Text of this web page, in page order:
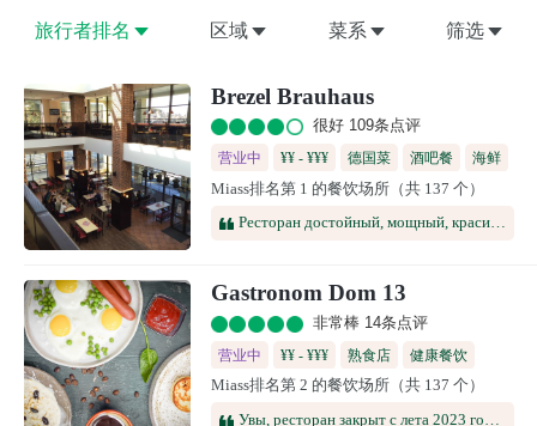
旅行者排名 区域 菜系 筛选
Brezel Brauhaus
很好 109条点评
营业中
¥¥ - ¥¥¥ 德国菜 酒吧餐 海鲜
烧烤 欧洲 酒馆 中欧风味
Miass排名第 1 的餐饮场所（共 137 个）
Ресторан достойный, мощный, красивый, огромный, заезжали с Тургояк пообедать. В обеденное время до 16:00, хорошие скидки 25% на всё меню, кроме алкоголя! Блюда вкусные, качество продуктов отличное, но, вот, персонал показался немного нерасторопным, ну и наверное, время ожидания длительное, а так, оооочень рекомендуем к посещению!!!
Gastronom Dom 13
非常棒 14条点评
营业中
¥¥ - ¥¥¥ 熟食店 健康餐饮
美食酒吧
Miass排名第 2 的餐饮场所（共 137 个）